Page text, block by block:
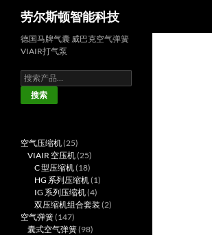
劳尔斯顿智能科技
德国马牌气囊 威巴克空气弹簧
VIAIR打气泵
搜
索：
搜索
空气压缩机 2525
个
产
品
VIAIR 空压机 2525
个
产
品
C 型压缩机 1818
个
产
品
HG 系列压缩机 11
产
IG 系列压缩机 44
个
双压缩机组合套装 22
空气弹簧 147147
个
囊式空气弹簧 9898